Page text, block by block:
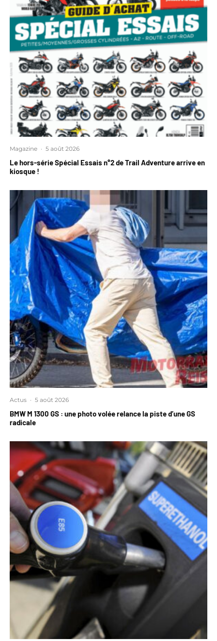
Magazine · 5 août 2026
Le hors-série Spécial Essais n°2 de Trail Adventure arrive en
kiosque !
Actus · 5 août 2026
BMW M 1300 GS : une photo volée relance la piste d’une GS
radicale